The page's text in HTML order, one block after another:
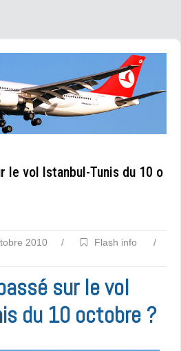
le vol Istanbul-Tunis du 10 o
2010 / Flash info
/
sur le vol
du 10 octobre ?